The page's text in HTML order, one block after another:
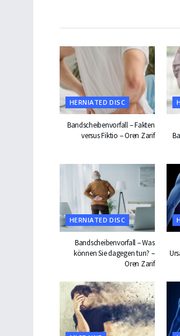
HERNIATED DISC
Bandscheibenvorfall – Fakten
versus Fiktio – Oren Zarif
HERNIATED DISC
Bandscheibenvorfall – Was
können Sie dagegen tun? –
Oren Zarif